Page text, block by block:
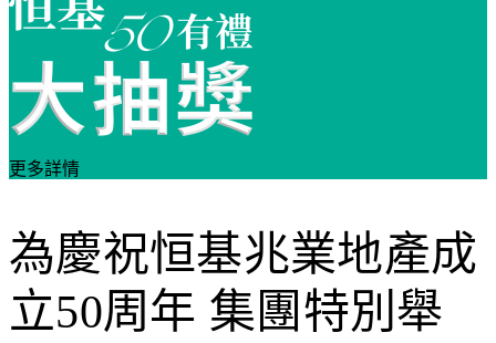
更多詳情
為慶祝恒基兆業地產成
立50周年 集團特別舉